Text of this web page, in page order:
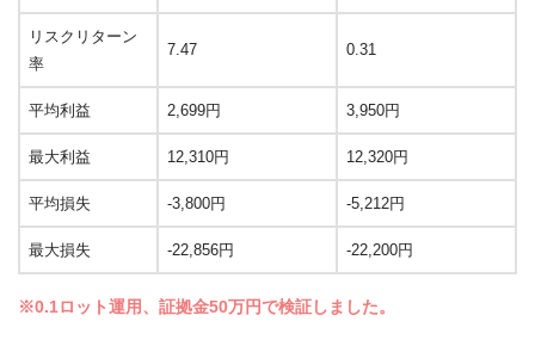
リスクリターン
率
7.47 0.31
平均利益 2,699円 3,950円
最大利益 12,310円 12,320円
平均損失 -3,800円 -5,212円
最大損失 -22,856円 -22,200円
※0.1ロット運用、証拠金50万円で検証しました。